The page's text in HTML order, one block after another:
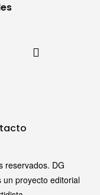
reservados. DG
un proyecto editorial